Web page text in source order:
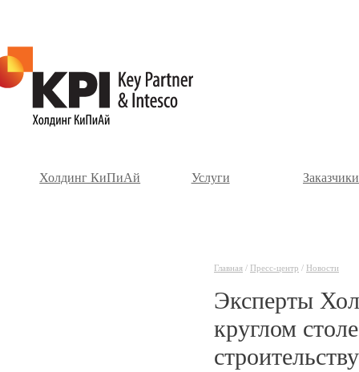
Холдинг КиПиАй Услуги Заказчики
Главная / Пресс-центр / Новости
Эксперты
круглом
строительству